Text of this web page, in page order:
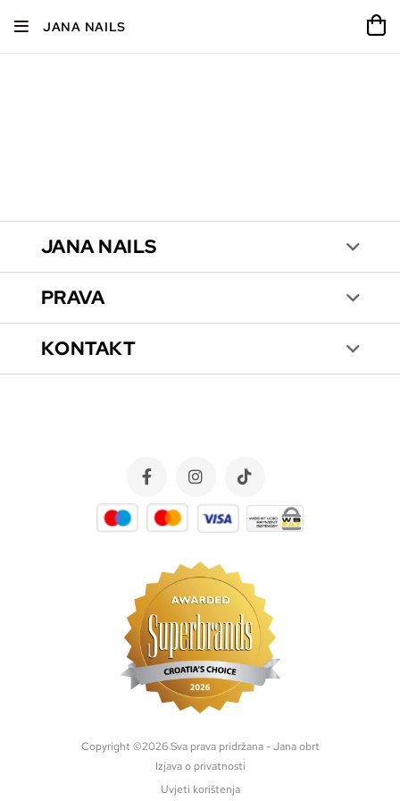
JANA NAILS
JANA NAILS
PRAVA
KONTAKT
Copyright ©2026 Sva prava pridržana - Jana obrt
Izjava o privatnosti
Uvjeti korištenja